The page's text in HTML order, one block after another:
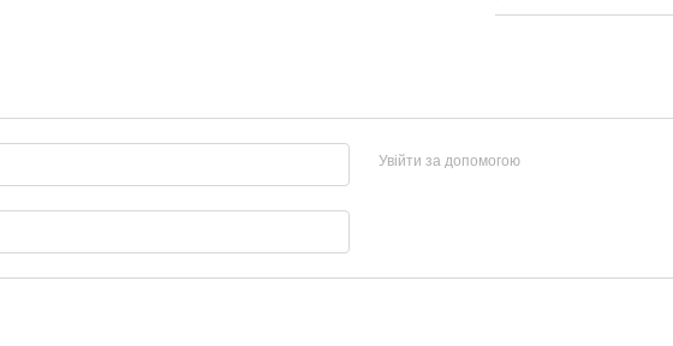
Увійти за допомогою